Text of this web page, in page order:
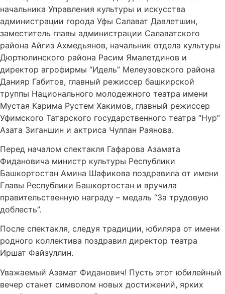
начальника Управления культуры и искусства
администрации города Уфы Салават Давлетшин,
заместитель главы администрации Салаватского
района Айгиз Ахмедьянов, начальник отдела культуры
Дюртюлинского района Расим Ямалетдинов и
директор агрофирмы “Идель” Мелеузовского района
Данияр Габитов, главный режиссер башкирской
труппы Национального молодежного театра имени
Мустая Карима Рустем Хакимов, главный режиссер
Уфимского Татарского государственного театра “Нур”
Азата Зиганшин и актриса Чулпан Раянова.
Перед началом спектакля Гафарова Азамата
Фидановича министр культуры Республики
Башкортостан Амина Шафикова поздравила от имени
Главы Республики Башкортостан и вручила
правительственную награду – медаль “За трудовую
доблесть”.
После спектакля, следуя традиции, юбиляра от имени
родного коллектива поздравил директор театра
Иршат Файзуллин.
Уважаемый Азамат Фиданович! Пусть этот юбилейный
вечер станет символом новых достижений, ярких